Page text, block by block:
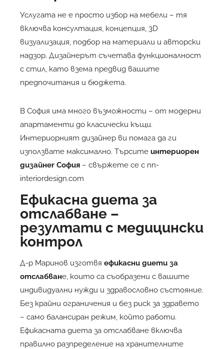
Услугата не е просто избор на мебели – тя
включва консултация, концепция, 3D
визуализация, подбор на материали и авторски
надзор. Дизайнерът съчетава функционалност
с стил, като взема предвид вашите
предпочитания и бюджета.
В София има много възможности – от модерни
апартаменти до класически къщи.
Интериорният дизайнер ви помага да ги
използвате максимално. Търсите интериорен
дизайнеr София – свържете се с nn-
interiordesign.com
Ефикасна диета за
отслабване –
резултати с медицински
контрол
Д-р Маринов изготвя ефикасни диети за
отслабване, които са съобразени с вашите
индивидуални нужди и здравословно състояние.
Без крайни ограничения и без риск за здравето
– само балансиран режим, който работи.
Ефикасната диета за отслабване включва
правилно разпределение на хранителните